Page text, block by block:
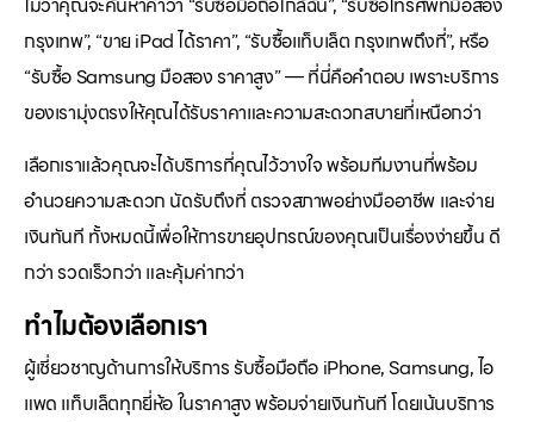
กรุงเทพ”, “ขาย iPad ได้ราคา”, “รับซื้อแท็บเล็ต กรุงเทพถึงที่”, หรือ
“รับซื้อ Samsung มือสอง ราคาสูง” — ที่นี่คือคำตอบ เพราะบริการ
ของเรามุ่งตรงให้คุณได้รับราคาและความสะดวกสบายที่เหนือกว่า
เลือกเราแล้วคุณจะได้บริการที่คุณไว้วางใจ พร้อมทีมงานที่พร้อม
อำนวยความสะดวก นัดรับถึงที่ ตรวจสภาพอย่างมืออาชีพ และจ่าย
เงินทันที ทั้งหมดนี้เพื่อให้การขายอุปกรณ์ของคุณเป็นเรื่องง่ายขึ้น ดี
กว่า รวดเร็วกว่า และคุ้มค่ากว่า
ทำไมต้องเลือกเรา
ผู้เชี่ยวชาญด้านการให้บริการ รับซื้อมือถือ iPhone, Samsung, ไอ
แพด แท็บเล็ตทุกยี่ห้อ ในราคาสูง พร้อมจ่ายเงินทันที โดยเน้นบริการ